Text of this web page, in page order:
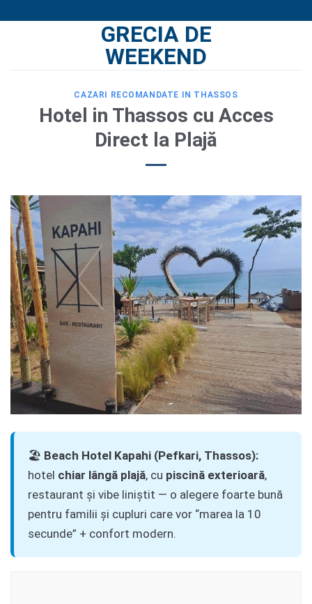
GRECIA DE
WEEKEND
CAZARI RECOMANDATE IN THASSOS
Hotel in Thassos cu Acces
Direct la Plajă
🏖️ Beach Hotel Kapahi (Pefkari, Thassos):
hotel chiar lângă plajă, cu piscină exterioară,
restaurant și vibe liniștit — o alegere foarte bună
pentru familii și cupluri care vor “marea la 10
secunde” + confort modern.